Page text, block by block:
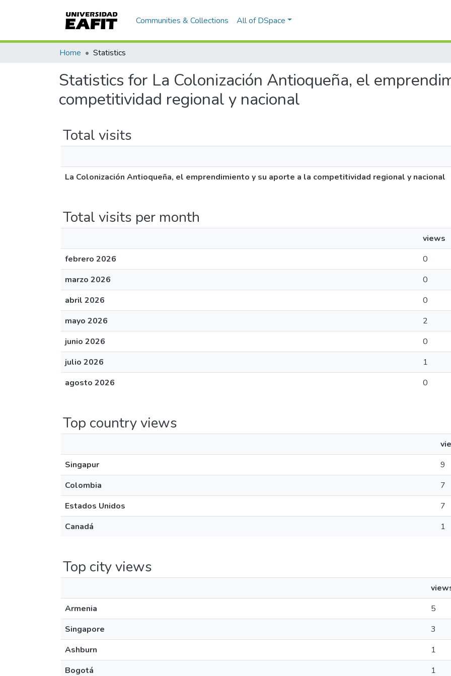
Communities & Collections All of DSpace
Home Statistics
Statistics for La Colonización Antioqueña, el
competitividad regional y nacional
Total visits
La Colonización Antioqueña, el emprendimiento y su aporte a la competitividad regional y nacional
Total visits per month
views
febrero 2026
0
marzo 2026
0
abril 2026
0
mayo 2026
2
junio 2026
0
julio 2026
1
agosto 2026
0
Top country views
Singapur
9
Colombia
7
Estados Unidos
7
Canadá
1
Top city views
Armenia
5
Singapore
3
Ashburn
1
Bogotá
1